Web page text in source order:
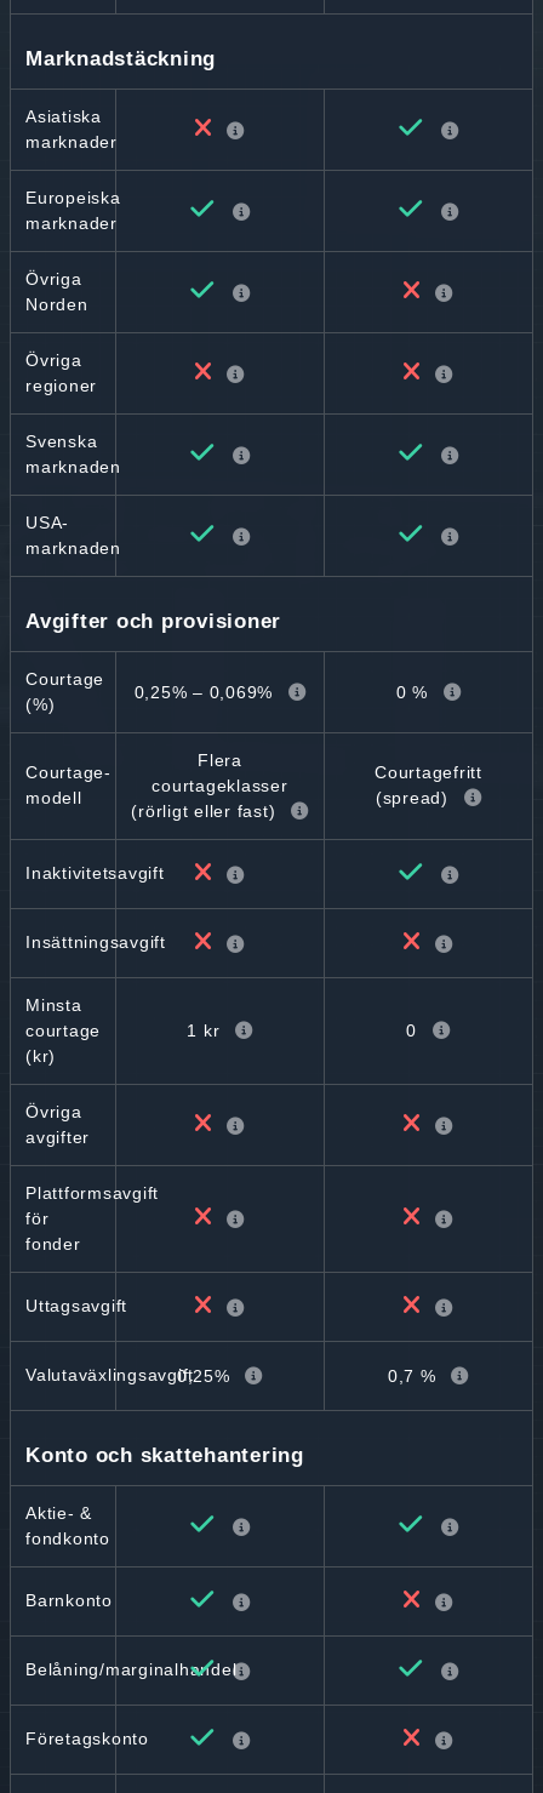
Marknadstäckning
Asiatiska
marknader
Europeiska
marknader
Övriga
Norden
Övriga
regioner
Svenska
marknaden
USA-
marknaden
Avgifter och provisioner
Courtage
(%)
0,25% – 0,069% 0 %
Courtage-
modell
Flera
courtageklasser
(rörligt eller fast)
Courtagefritt
(spread)
Inaktivitetsavgift
Insättningsavgift
Minsta
courtage
(kr)
1 kr 0
Övriga
avgifter
Plattformsavgift
för
fonder
Uttagsavgift
Valutaväxlingsavgift0,25% 0,7 %
Konto och skattehantering
Aktie- &
fondkonto
Barnkonto
Belåning/marginalhandel
Företagskonto